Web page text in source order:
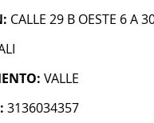
CALLE 29 B OESTE 6 A
VALLE
3136034357